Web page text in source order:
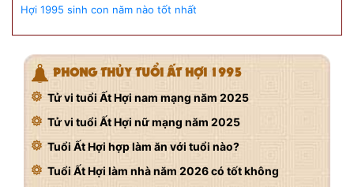
Hợi 1995 sinh con năm nào tốt nhất
PHONG THỦY TUỔI ẤT HỢI 1995
Tử vi tuổi Ất Hợi nam mạng năm 2025
Tử vi tuổi Ất Hợi nữ mạng năm 2025
Tuổi Ất Hợi hợp làm ăn với tuổi nào?
Tuổi Ất Hợi làm nhà năm 2026 có tốt không